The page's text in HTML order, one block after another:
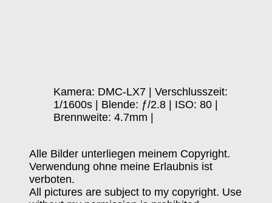
Kamera: DMC-LX7 | Verschlusszeit:
1/1600s | Blende: ƒ/2.8 | ISO: 80 |
Brennweite: 4.7mm |
Alle Bilder unterliegen meinem Copyright.
Verwendung ohne meine Erlaubnis ist
verboten.
All pictures are subject to my copyright. Use